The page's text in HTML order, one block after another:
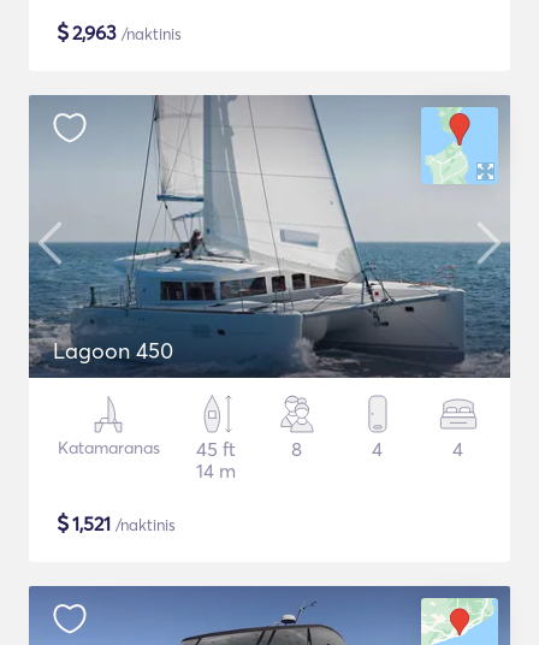
$2,963 /naktinis
Lagoon 450
Katamaranas
45 ft
14 m
8 4 4
$1,521 /naktinis